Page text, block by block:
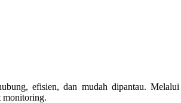
efisien, dan mudah dipantau.
monitoring.